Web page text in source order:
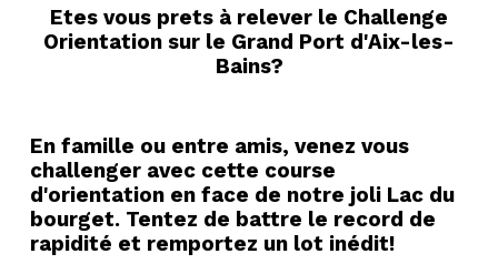
Etes vous prets à relever le Challenge
Orientation sur le Grand Port d'Aix-les-
Bains?
En famille ou entre amis, venez vous
challenger avec cette course
d'orientation en face de notre joli Lac du
bourget. Tentez de battre le record de
rapidité et remportez un lot inédit!